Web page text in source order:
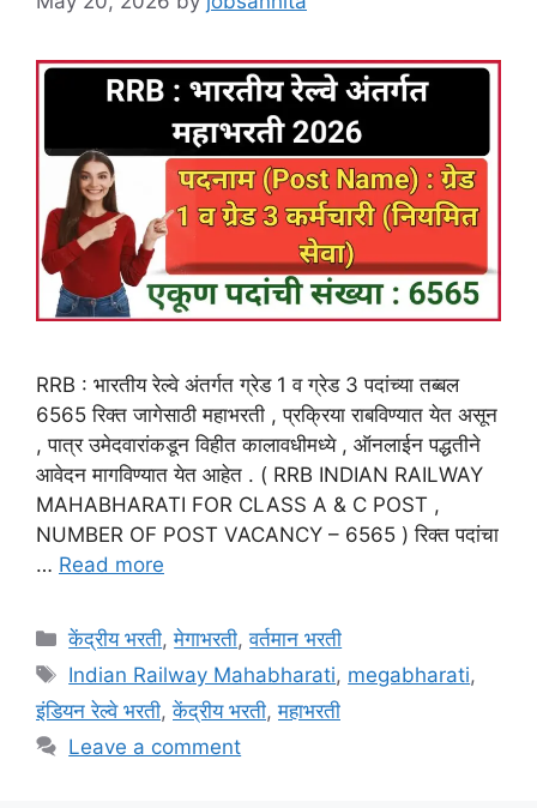
RRB : भारतीय रेल्वे अंतर्गत ग्रेड 1 व ग्रेड 3 पदांच्या तब्बल
6565 रिक्त जागेसाठी महाभरती , प्रक्रिया राबविण्यात येत असून
, पात्र उमेदवारांकडून विहीत कालावधीमध्ये , ऑनलाईन पद्धतीने
आवेदन मागविण्यात येत आहेत . ( RRB INDIAN RAILWAY
MAHABHARATI FOR CLASS A & C POST ,
NUMBER OF POST VACANCY – 6565 ) रिक्त पदांचा
… Read more
Categories
केंद्रीय भरती,मेगाभरती,वर्तमान भरती
Tags
Indian Railway Mahabharati, megabharati,
इंडियन रेल्वे भरती,केंद्रीय भरती,महाभरती
Leave a comment